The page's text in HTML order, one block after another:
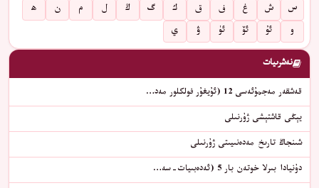
س
ش غ ف ق ك گ ڭ ل م ن
ھ
و
ئۇ ئۆ ئۈ ۋ ي
نەشرىيات
قەشقەر مەجمۇئەسى 12 (ئۇيغۇر فولكلور مەد…
يېڭى قاشتېشى ژۇرنىلى
شىنجاڭ تارىخ مەدەنىيىتى ژۇرنىلى
دۇنيادا بىرلا خوتەن بار 5 (ئەدەبىيات-سە…